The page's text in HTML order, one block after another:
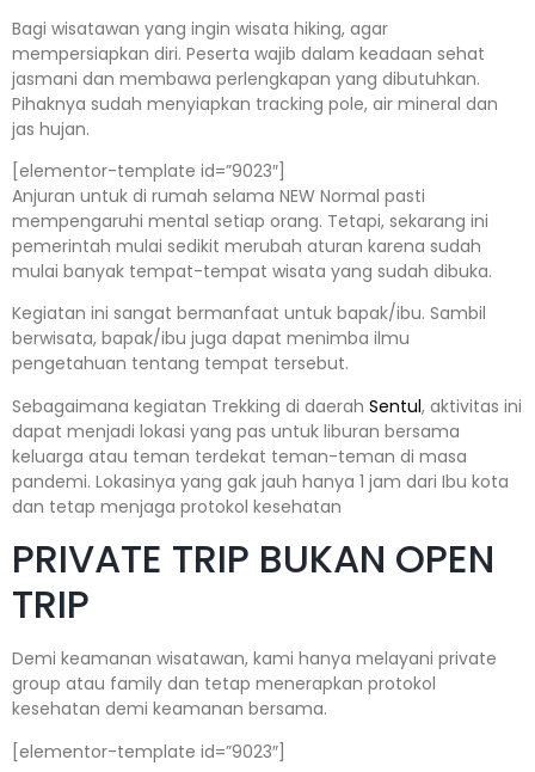
Bagi wisatawan yang ingin wisata hiking, agar
mempersiapkan diri. Peserta wajib dalam keadaan sehat
jasmani dan membawa perlengkapan yang dibutuhkan.
Pihaknya sudah menyiapkan tracking pole, air mineral dan
jas hujan.
[elementor-template id=”9023″]
Anjuran untuk di rumah selama NEW Normal pasti
mempengaruhi mental setiap orang. Tetapi, sekarang ini
pemerintah mulai sedikit merubah aturan karena sudah
mulai banyak tempat-tempat wisata yang sudah dibuka.
Kegiatan ini sangat bermanfaat untuk bapak/ibu. Sambil
berwisata, bapak/ibu juga dapat menimba ilmu
pengetahuan tentang tempat tersebut.
Sebagaimana kegiatan Trekking di daerah Sentul, aktivitas ini
dapat menjadi lokasi yang pas untuk liburan bersama
keluarga atau teman terdekat teman-teman di masa
pandemi. Lokasinya yang gak jauh hanya 1 jam dari Ibu kota
dan tetap menjaga protokol kesehatan
PRIVATE TRIP BUKAN OPEN
TRIP
Demi keamanan wisatawan, kami hanya melayani private
group atau family dan tetap menerapkan protokol
kesehatan demi keamanan bersama.
[elementor-template id=”9023″]